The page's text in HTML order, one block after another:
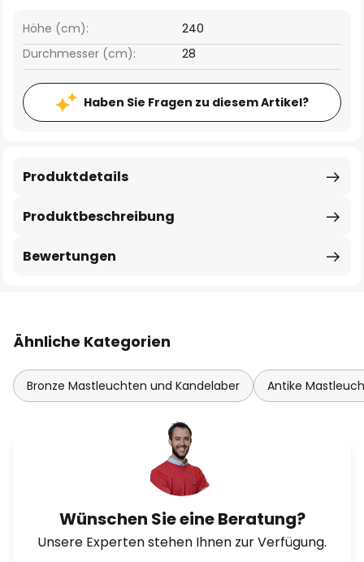
Höhe (cm):
240
Durchmesser (cm):
28
Haben Sie Fragen zu diesem Artikel?
Produktbeschreibung
Produktdetails
Bewertungen
Ähnliche Kategorien
Bronze Mastleuchten und Kandelaber Antike
Wünschen Sie eine Beratung?
Unsere Experten stehen Ihnen zur Verfügung.